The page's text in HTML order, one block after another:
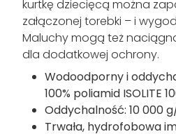
kurtkę dziecięcą można
załączonej torebki – i
Maluchy mogą też
dla dodatkowej ochrony.
Wodoodporny i
100% poliamid ISOLITE
Oddychalność: 10 000
Trwała, hydrofobowa